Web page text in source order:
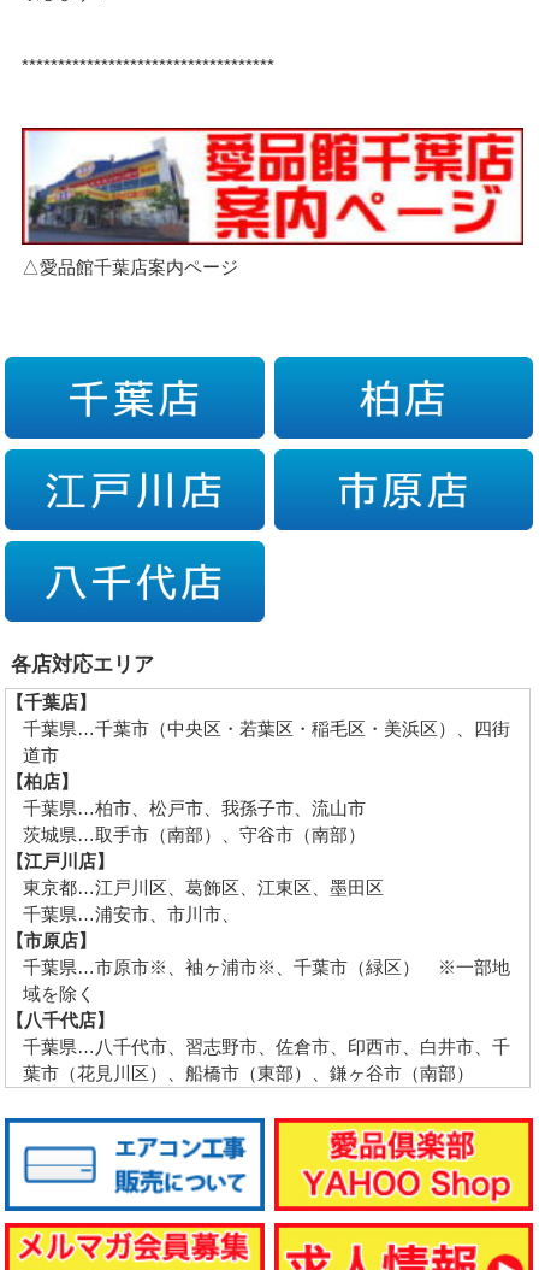
***********************************
△愛品館千葉店案内ページ
各店対応エリア
【千葉店】
千葉県…千葉市（中央区・若葉区・稲毛区・美浜区）、四街
道市
【柏店】
千葉県…柏市、松戸市、我孫子市、流山市
茨城県…取手市（南部）、守谷市（南部）
【江戸川店】
東京都…江戸川区、葛飾区、江東区、墨田区
千葉県…浦安市、市川市、
【市原店】
千葉県…市原市※、袖ヶ浦市※、千葉市（緑区） ※一部地
域を除く
【八千代店】
千葉県…八千代市、習志野市、佐倉市、印西市、白井市、千
葉市（花見川区）、船橋市（東部）、鎌ヶ谷市（南部）